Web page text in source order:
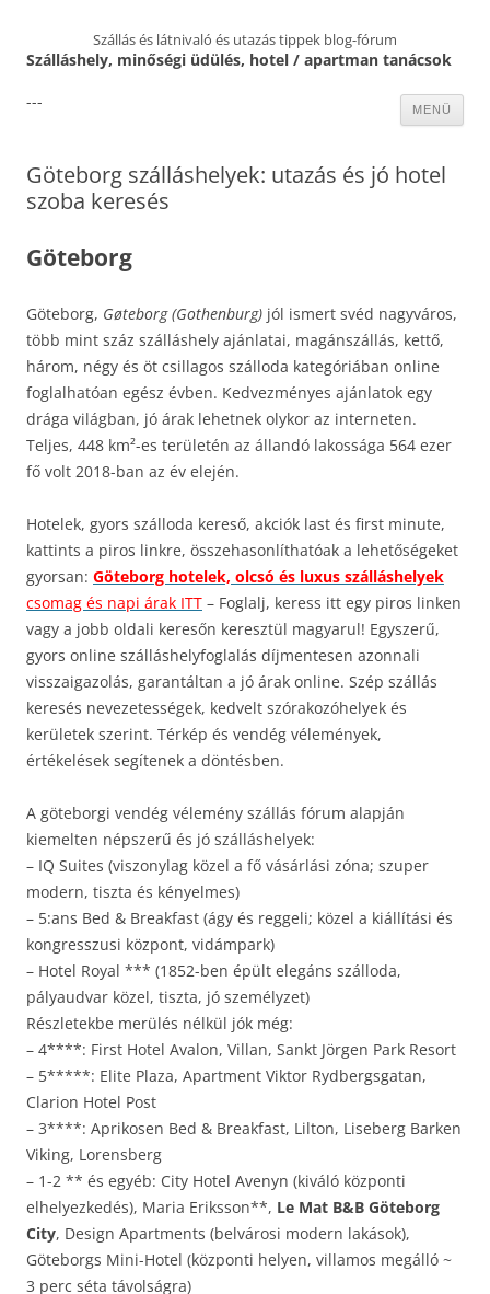
Szállás és látnivaló és utazás tippek blog-fórum
Szálláshely, minőségi üdülés, hotel / apartman tanácsok
MENÜ
---
Göteborg szálláshelyek: utazás és jó hotel
szoba keresés
Göteborg
Göteborg, Gøteborg (Gothenburg‎) jól ismert svéd nagyváros,
több mint száz szálláshely ajánlatai, magánszállás, kettő,
három, négy és öt csillagos szálloda kategóriában online
foglalhatóan egész évben. Kedvezményes ajánlatok egy
drága világban, jó árak lehetnek olykor az interneten.
Teljes, 448 km²-es területén az állandó lakossága 564 ezer
fő volt 2018-ban az év elején.
Hotelek, gyors szálloda kereső, akciók last és first minute,
kattints a piros linkre, összehasonlíthatóak a lehetőségeket
gyorsan: Göteborg hotelek, olcsó és luxus szálláshelyek
csomag és napi árak ITT – Foglalj, keress itt egy piros linken
vagy a jobb oldali keresőn keresztül magyarul! Egyszerű,
gyors online szálláshelyfoglalás díjmentesen azonnali
visszaigazolás, garantáltan a jó árak online. Szép szállás
keresés nevezetességek, kedvelt szórakozóhelyek és
kerületek szerint. Térkép és vendég vélemények,
értékelések segítenek a döntésben.
A göteborgi vendég vélemény szállás fórum alapján
kiemelten népszerű és jó szálláshelyek:
– IQ Suites (viszonylag közel a fő vásárlási zóna; szuper
modern, tiszta és kényelmes)
– 5:ans Bed & Breakfast (ágy és reggeli; közel a kiállítási és
kongresszusi központ, vidámpark)
– Hotel Royal *** (1852-ben épült elegáns szálloda,
pályaudvar közel, tiszta, jó személyzet)
Részletekbe merülés nélkül jók még:
– 4****: First Hotel Avalon, Villan, Sankt Jörgen Park Resort
– 5*****: Elite Plaza, Apartment Viktor Rydbergsgatan,
Clarion Hotel Post
– 3****: Aprikosen Bed & Breakfast, Lilton, Liseberg Barken
Viking, Lorensberg
– 1-2 ** és egyéb: City Hotel Avenyn (kiváló központi
elhelyezkedés), Maria Eriksson**, Le Mat B&B Göteborg
City, Design Apartments (belvárosi modern lakások),
Göteborgs Mini-Hotel (központi helyen, villamos megálló ~
3 perc séta távolságra)